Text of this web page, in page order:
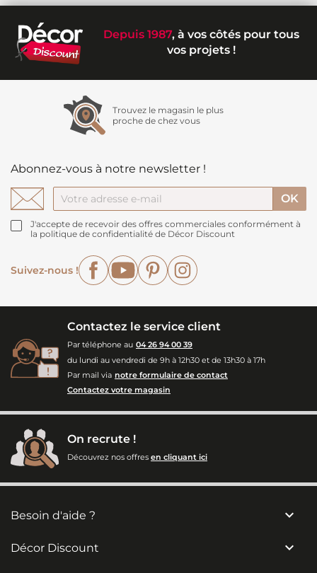
Depuis 1987, à vos côtés pour tous
vos projets !
Trouvez le magasin le plus
proche de chez vous
Abonnez-vous à notre newsletter !
J'accepte de recevoir des offres commerciales conformément à
la politique de confidentialité de Décor Discount
Suivez-nous !
FacebookYouTubePinterest
Contactez le service client
Par téléphone au 04 26 94 00 39
du lundi au vendredi de 9h à 12h30 et de 13h30 à 17h
Par mail via notre formulaire de contact
Contactez votre magasin
On recrute !
Découvrez nos offres en cliquant ici
Besoin d'aide ? 
Décor Discount
